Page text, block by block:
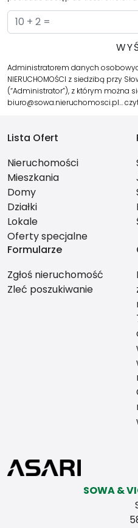
Administratorem danych
NIERUCHOMOŚCI z siedzibą przy
(“Administrator”), z którym można
biuro@sowa.nieruchomosci.pl…
Lista Ofert
Nieruchomości
Mieszkania
Domy
Działki
Lokale
Oferty specjalne
Formularze
Zgłoś nieruchomość
Zleć poszukiwanie
SOWA &